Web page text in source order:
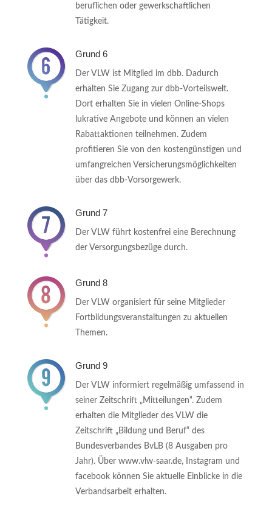
beruflichen oder gewerkschaftlichen
Tätigkeit.
Grund 6
Der VLW ist Mitglied im dbb. Dadurch
erhalten Sie Zugang zur dbb-Vorteilswelt.
Dort erhalten Sie in vielen Online-Shops
lukrative Angebote und können an vielen
Rabattaktionen teilnehmen. Zudem
profitieren Sie von den kostengünstigen und
umfangreichen Versicherungsmöglichkeiten
über das dbb-Vorsorgewerk.
Grund 7
Der VLW führt kostenfrei eine Berechnung
der Versorgungsbezüge durch.
Grund 8
Der VLW organisiert für seine Mitglieder
Fortbildungsveranstaltungen zu aktuellen
Themen.
Grund 9
Der VLW informiert regelmäßig umfassend in
seiner Zeitschrift „Mitteilungen“. Zudem
erhalten die Mitglieder des VLW die
Zeitschrift „Bildung und Beruf“ des
Bundesverbandes BvLB (8 Ausgaben pro
Jahr). Über www.vlw-saar.de, Instagram und
facebook können Sie aktuelle Einblicke in die
Verbandsarbeit erhalten.